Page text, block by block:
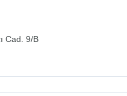
Cad. 9/B